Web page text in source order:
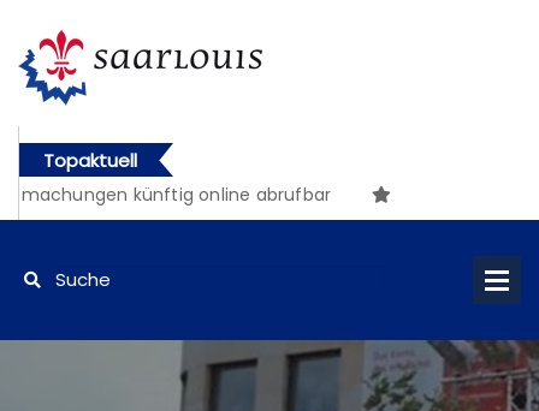
Topaktuell
künftig online abrufbar